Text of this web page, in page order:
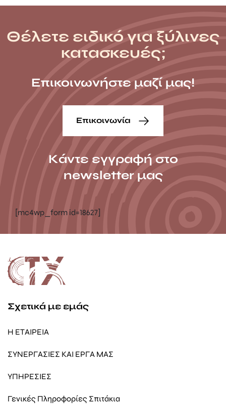
Θέλετε ειδικό για ξύλινες
κατασκευές;
Επικοινωνήστε μαζί μας!
Επικοινωνία
Κάντε εγγραφή στο
newsletter μας
[mc4wp_form id=18627]
Σχετικά με εμάς
Η ΕΤΑΙΡΕΙΑ
ΣΥΝΕΡΓΑΣΙΕΣ ΚΑΙ ΕΡΓΑ ΜΑΣ
ΥΠΗΡΕΣΙΕΣ
Γενικές Πληροφορίες Σπιτάκια